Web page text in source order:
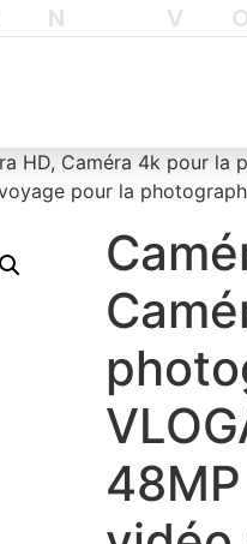
HD, Caméra 4k pour la
pour la